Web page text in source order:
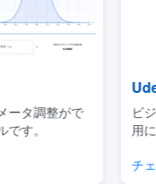
タ調整がで
す。
ビジ
用に
チェ